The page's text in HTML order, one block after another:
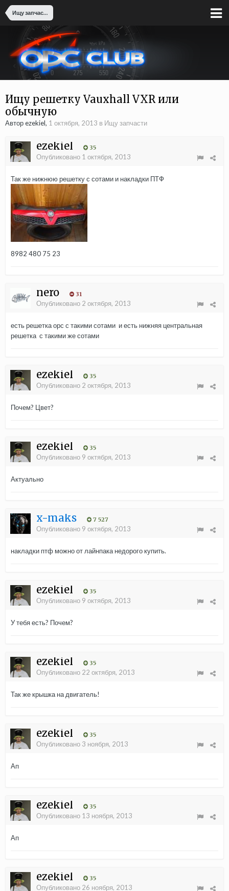
Ищу запчасти
Ищу решетку Vauxhall VXR или
обычную
Автор ezekiel, 1 октября, 2013 в Ищу запчасти
ezekiel 35
Опубликовано 1 октября, 2013
Так же нижнюю решетку с сотами и накладки ПТФ
8982 480 75 23
nero 31
Опубликовано 2 октября, 2013
есть решетка орс с такими сотами и есть нижняя центральная
решетка с такими же сотами
ezekiel 35
Опубликовано 2 октября, 2013
Почем? Цвет?
ezekiel 35
Опубликовано 9 октября, 2013
Актуально
x-maks 7 527
Опубликовано 9 октября, 2013
накладки птф можно от лайнпака недорого купить.
ezekiel 35
Опубликовано 9 октября, 2013
У тебя есть? Почем?
ezekiel 35
Опубликовано 22 октября, 2013
Так же крышка на двигатель!
ezekiel 35
Опубликовано 3 ноября, 2013
Ап
ezekiel 35
Опубликовано 13 ноября, 2013
Ап
ezekiel 35
Опубликовано 26 ноября, 2013